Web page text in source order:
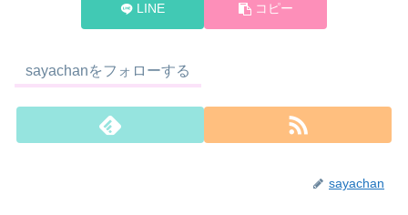
LINE コピー
sayachanをフォローする
sayachan